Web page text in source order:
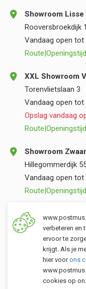
Klantenservice
Showroom Lisse
Rooversbroekdijk
Vandaag open tot
Route|
XXL Showroom
Torenvlietslaan 3
Vandaag open tot
Opslag vandaag
Route|
Showroom
Hillegommerdijk
Vandaag open tot
Route|
Opslag
Torenvlietslaan 3
Vandaag open
Route|
verbeteren en
ervoor te
krijgt. Als je
hier voorons
cookies op